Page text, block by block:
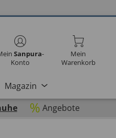
Sanpura-
Konto
Mein
Warenkorb
Magazin
% Angebote